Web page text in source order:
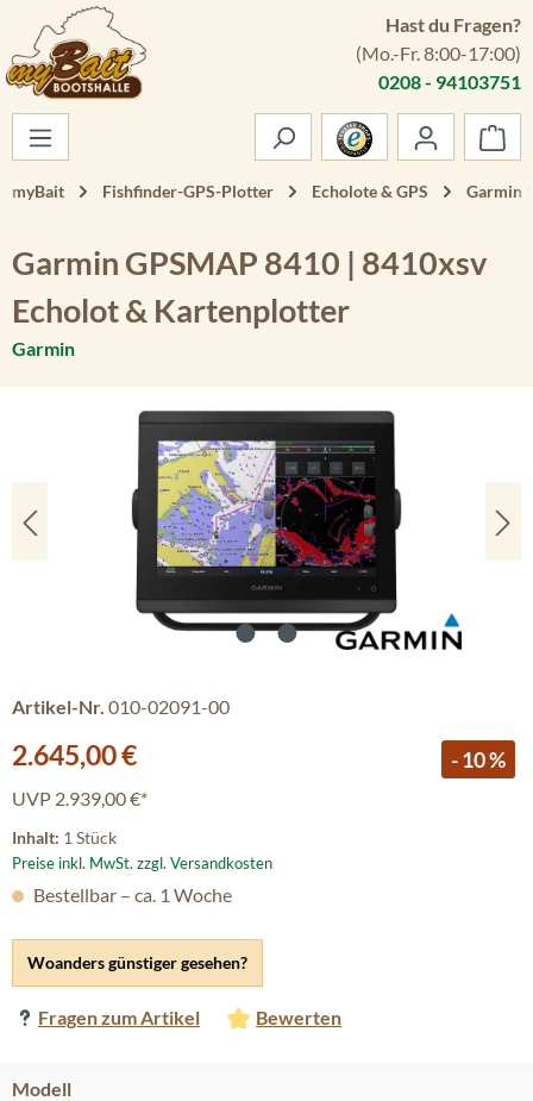
Zum Hauptinhalt springen
Hast du Fragen?
(Mo.-Fr. 8:00-17:00)
0208 - 94103751
myBait Fishfinder-GPS-Plotter Echolote & GPS Garmin
Garmin GPSMAP 8410 | 8410xsv
Echolot & Kartenplotter
Garmin
Artikel-Nr. 010-02091-00
Verkaufspreis:
2.645,00 € - 10 %
UVP 2.939,00 €*
Inhalt: 1 Stück
Preise inkl. MwSt. zzgl. Versandkosten
Woanders günstiger gesehen?
Fragen zum Artikel Bewerten
Bestellbar – ca. 1 Woche
Modellauswählen